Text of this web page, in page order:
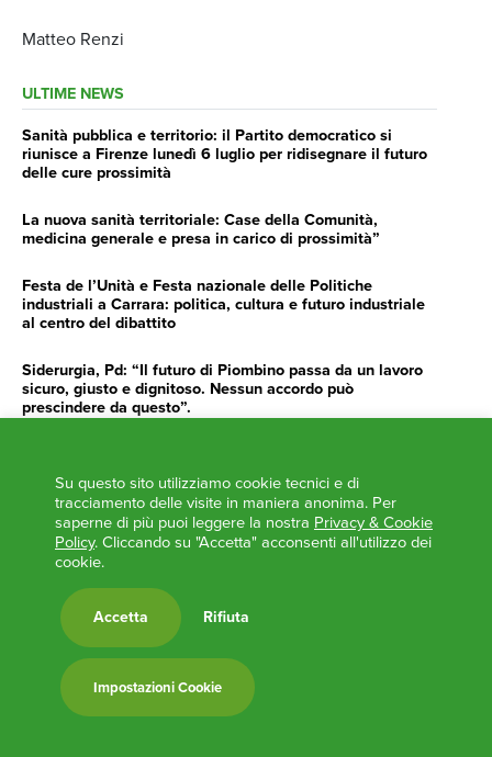
Matteo Renzi
ULTIME NEWS
Sanità pubblica e territorio: il Partito democratico si
riunisce a Firenze lunedì 6 luglio per ridisegnare il futuro
delle cure prossimità
La nuova sanità territoriale: Case della Comunità,
medicina generale e presa in carico di prossimità”
Festa de l’Unità e Festa nazionale delle Politiche
industriali a Carrara: politica, cultura e futuro industriale
al centro del dibattito
Siderurgia, Pd: “Il futuro di Piombino passa da un lavoro
sicuro, giusto e dignitoso. Nessun accordo può
prescindere da questo”.
impegno e determinazione delle istituzioni”
AGENDA
‘ANCORA UNA VOLTA LA TOSCANA TRACCIA LA
L’ITALIA BOCCIATA DALL’UE
Feste Unità in Toscana 2024
Zone Logistiche Semplificate – Un’occasione da cogliere
Europa in Circolo. Venerdì primo incontro del Pd a
Viareggio
Su questo sito utilizziamo cookie tecnici e di
tracciamento delle visite in maniera anonima. Per
saperne di più puoi leggere la nostra Privacy & Cookie
Policy. Cliccando su "Accetta" acconsenti all'utilizzo dei
cookie.
Accetta Rifiuta
Impostazioni Cookie